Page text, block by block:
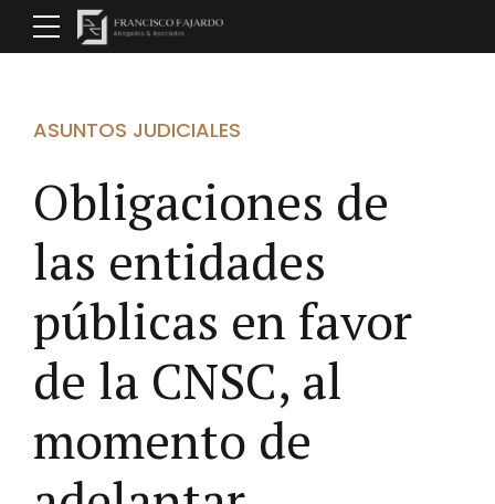
ASUNTOS JUDICIALES
Obligaciones de
las entidades
públicas en favor
de la CNSC, al
momento de